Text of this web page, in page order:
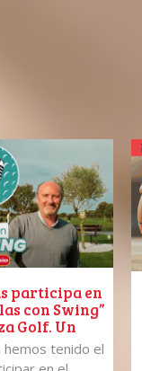
participa en
con Swing”
Golf. Un
historia
7.
hemos tenido el